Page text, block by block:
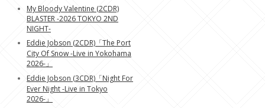
My Bloody Valentine (2CDR)
BLASTER -2026 TOKYO 2ND
NIGHT-
Eddie Jobson (2CDR)「The Port
City Of Snow -Live in Yokohama
2026-」
Eddie Jobson (3CDR)「Night For
Ever Night -Live in Tokyo
2026-」